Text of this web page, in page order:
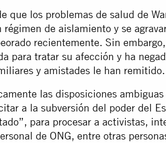
que los problemas de salud de
de aislamiento y se
recientemente. Sin
para tratar su afección y ha
y amistades le han remitido.
las disposiciones ambiguas
a la subversión del poder del
para procesar a activistas,
de ONG, entre otras